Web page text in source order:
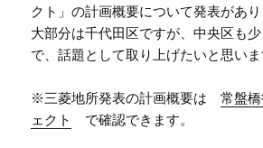
クト」の計画概要について発表があ
大部分は千代田区ですが、中央区も
で、話題として取り上げたいと思いま
※三菱地所発表の計画概要は常盤
ェクト
で確認できます。